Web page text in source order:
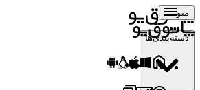
منو
دسته‌بندی‌ها